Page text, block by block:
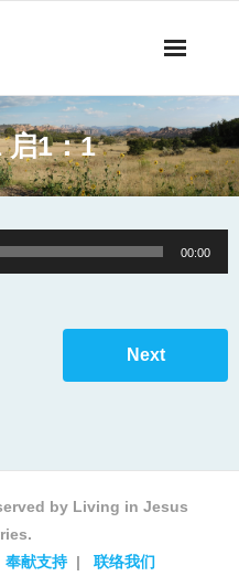
启1：1
00:00
Next
by Living in Jesus
奉献支持 联络我们